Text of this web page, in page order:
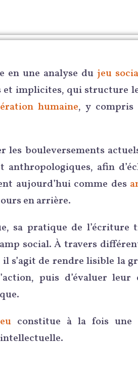
en une analyse du jeu
et implicites, qui structure
humaine, y compris
les bouleversements
anthropologiques, afin
aujourd’hui comme des
en arrière.
sa pratique de l’écriture
social. À travers
il s’agit de rendre lisible la
puis d’évaluer leur
constitue à la fois une